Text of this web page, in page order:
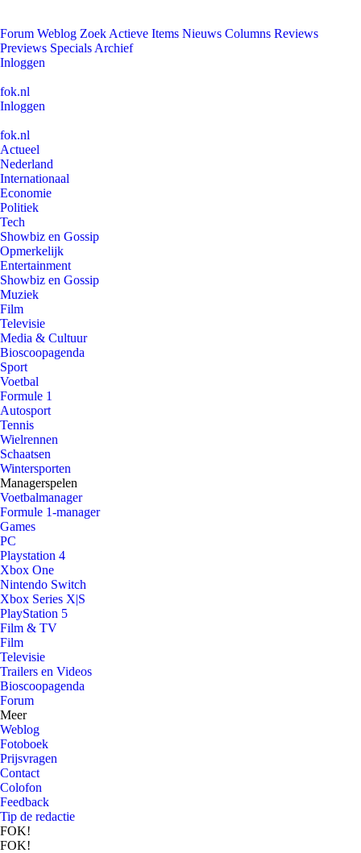
Forum Weblog Zoek Actieve Items Nieuws Columns Reviews
Previews Specials Archief
Inloggen
fok.nl
Inloggen
fok.nl
Actueel
Nederland
Internationaal
Economie
Politiek
Tech
Showbiz en Gossip
Opmerkelijk
Entertainment
Showbiz en Gossip
Muziek
Film
Televisie
Media & Cultuur
Bioscoopagenda
Sport
Voetbal
Formule 1
Autosport
Tennis
Wielrennen
Schaatsen
Wintersporten
Managerspelen
Voetbalmanager
Formule 1-manager
Games
PC
Playstation 4
Xbox One
Nintendo Switch
Xbox Series X|S
PlayStation 5
Film & TV
Film
Televisie
Trailers en Videos
Bioscoopagenda
Forum
Meer
Weblog
Fotoboek
Prijsvragen
Contact
Colofon
Feedback
Tip de redactie
FOK!
FOK!